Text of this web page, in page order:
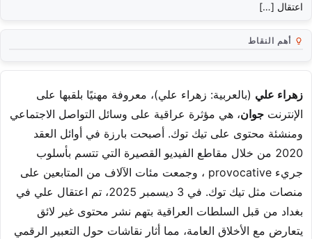
اعتقال […]
أهم النقاط
زهراء علي (بالعربية: زهراء علي)، معروفة مهنيًا بلقبها على
الإنترنت جوان، هي مؤثرة عراقية على وسائل التواصل الاجتماعي
ومنشئة محتوى على تيك توك. أصبحت بارزة في أوائل العقد
2020 من خلال مقاطع الفيديو القصيرة التي تتسم بأسلوب
جريء provocative ، وجمعت مئات الآلاف من المتابعين على
منصات مثل تيك توك. في 3 ديسمبر 2025، تم اعتقال علي في
بغداد من قبل السلطات العراقية بتهم نشر محتوى غير لائق
يتعارض مع الأخلاق العامة، مما أثار نقاشات حول التعبير الرقمي